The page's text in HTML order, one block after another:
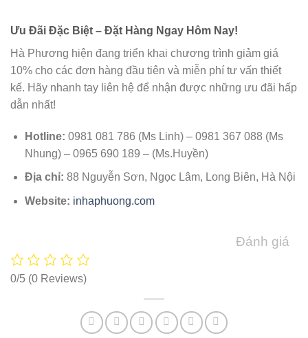
Ưu Đãi Đặc Biệt – Đặt Hàng Ngay Hôm Nay!
Hà Phương hiện đang triển khai chương trình giảm giá
10% cho các đơn hàng đầu tiên và miễn phí tư vấn thiết
kế. Hãy nhanh tay liên hệ để nhận được những ưu đãi hấp
dẫn nhất!
Hotline: 0981 081 786 (Ms Linh) – 0981 367 088 (Ms
Nhung) – 0965 690 189 – (Ms.Huyền)
Địa chỉ: 88 Nguyễn Sơn, Ngọc Lâm, Long Biên, Hà Nội
Website: inhaphuong.com
Đánh giá
0/5 (0 Reviews)